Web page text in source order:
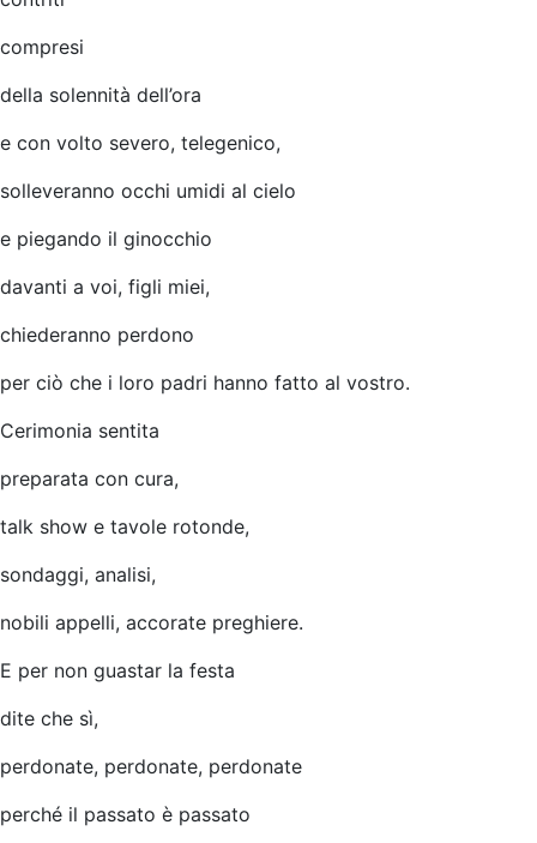
compresi
della solennità dell’ora
e con volto severo, telegenico,
solleveranno occhi umidi al cielo
e piegando il ginocchio
davanti a voi, figli miei,
chiederanno perdono
per ciò che i loro padri hanno fatto al vostro.
Cerimonia sentita
preparata con cura,
talk show e tavole rotonde,
sondaggi, analisi,
nobili appelli, accorate preghiere.
E per non guastar la festa
dite che sì,
perdonate, perdonate, perdonate
perché il passato è passato